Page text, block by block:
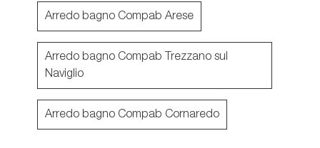
Arredo bagno Compab Arese
Arredo bagno Compab Trezzano sul
Naviglio
Arredo bagno Compab Cornaredo